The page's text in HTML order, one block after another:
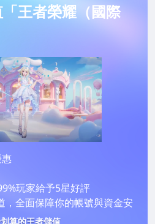
王者榮耀（國際
玩家給予5星好評
，全面保障你的帳號與資金安
算的王者儲值